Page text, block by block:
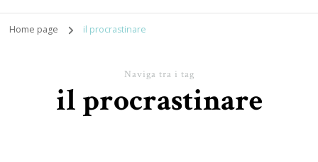
Home page il procrastinare
Naviga tra i tag
il procrastinare